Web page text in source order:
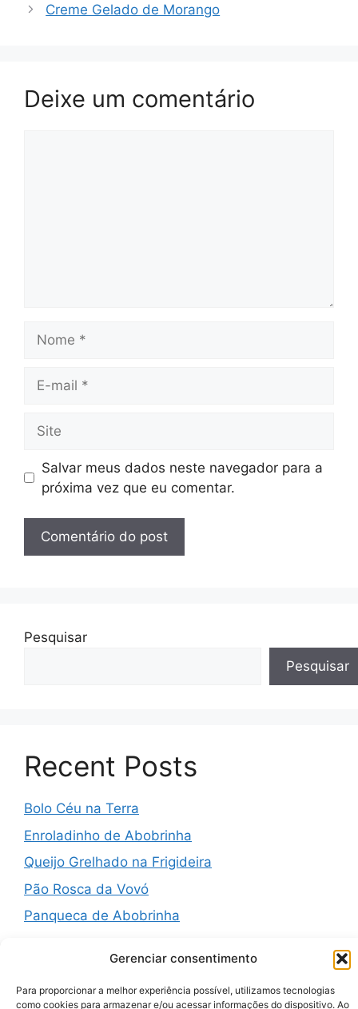
Gerenciar consentimento
Para proporcionar a melhor experiência possível, utilizamos tecnologias
como cookies para armazenar e/ou acessar informações do dispositivo. Ao
Creme Gelado de Morango
Deixe um comentário
mail
Salvar meus dados neste navegador para a
próxima vez que eu comentar.
Pesquisar
Pesquisar
Recent Posts
Bolo Céu na Terra
Enroladinho de Abobrinha
Queijo Grelhado na Frigideira
Pão Rosca da Vovó
Panqueca de Abobrinha